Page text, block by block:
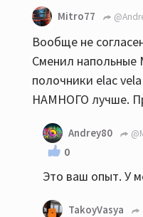
Mitro77
Вообще не
Сменил напольные
полочники elac
НАМНОГО лучше.
Andrey80
0
Это ваш опыт. У
TakoyVasya